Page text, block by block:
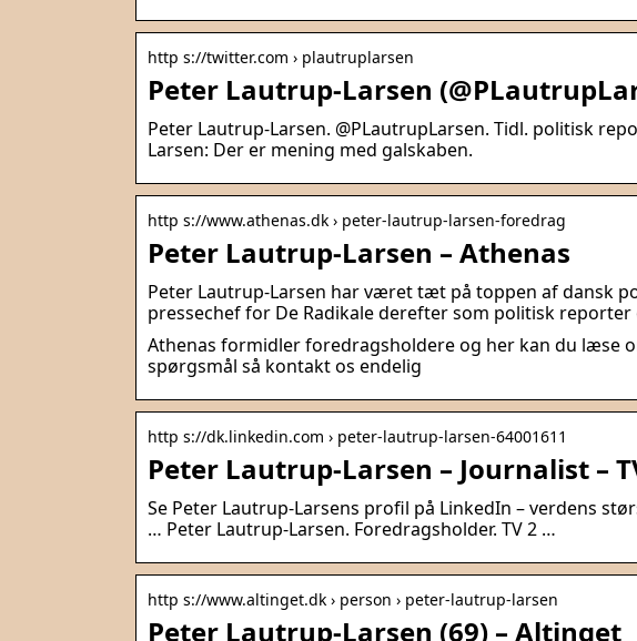
http s://twitter.com › plautruplarsen
Peter Lautrup-Larsen
Peter Lautrup-Larsen. @PLautrupLarsen. Tidl. politisk
Larsen: Der er mening med galskaben.
http s://www.athenas.dk › peter-lautrup-larsen-foredrag
Peter Lautrup-Larsen – Athenas
Peter Lautrup-Larsen har været tæt på toppen af dansk
pressechef for De Radikale derefter som politisk
Athenas formidler foredragsholdere og her kan du læse
spørgsmål så kontakt os endelig
http s://dk.linkedin.com › peter-lautrup-larsen-64001611
Peter Lautrup-Larsen – Journalist –
Se Peter Lautrup-Larsens profil på LinkedIn – verdens
… Peter Lautrup-Larsen. Foredragsholder. TV 2 …
http s://www.altinget.dk › person › peter-lautrup-larsen
Peter Lautrup-Larsen (69) – Altinget